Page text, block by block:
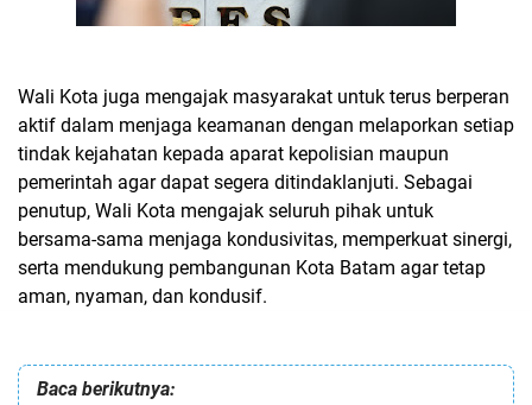
Wali Kota juga mengajak masyarakat untuk terus berperan
aktif dalam menjaga keamanan dengan melaporkan setiap
tindak kejahatan kepada aparat kepolisian maupun
pemerintah agar dapat segera ditindaklanjuti. Sebagai
penutup, Wali Kota mengajak seluruh pihak untuk
bersama-sama menjaga kondusivitas, memperkuat sinergi,
serta mendukung pembangunan Kota Batam agar tetap
aman, nyaman, dan kondusif.
Baca berikutnya: